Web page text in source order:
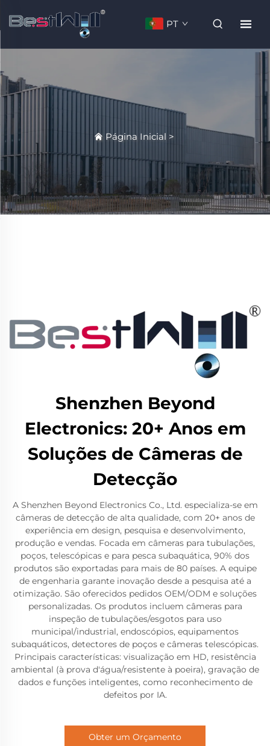
PT
Página Inicial >
Shenzhen Beyond
Electronics: 20+ Anos em
Soluções de Câmeras de
Detecção
A Shenzhen Beyond Electronics Co., Ltd. especializa-se em
câmeras de detecção de alta qualidade, com 20+ anos de
experiência em design, pesquisa e desenvolvimento,
produção e vendas. Focada em câmeras para tubulações,
poços, telescópicas e para pesca subaquática, 90% dos
produtos são exportadas para mais de 80 países. A equipe
de engenharia garante inovação desde a pesquisa até a
otimização. São oferecidos pedidos OEM/ODM e soluções
personalizadas. Os produtos incluem câmeras para
inspeção de tubulações/esgotos para uso
municipal/industrial, endoscópios, equipamentos
subaquáticos, detectores de poços e câmeras telescópicas.
Principais características: visualização em HD, resistência
ambiental (à prova d'água/resistente à poeira), gravação de
dados e funções inteligentes, como reconhecimento de
defeitos por IA.
Obter um Orçamento